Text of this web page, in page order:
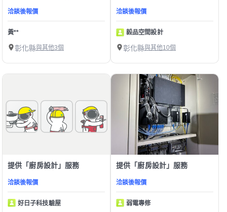
洽談後報價
黃**
彰化縣與其他3個
洽談後報價
毅品空間設計
彰化縣與其他10個
提供「廚房設計」服務
洽談後報價
好日子科技驗屋
提供「廚房設計」服務
洽談後報價
弱電專修